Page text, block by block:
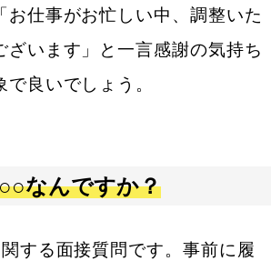
揮したエピソードはありますか？
スムーズに進めるためには何が必
？
て1番辛かったことや大変だった
お仕事がお忙しい中、調整いた
ざいます」と一言感謝の気持ち
良いでしょう。
なんですか？
する面接質問です。事前に履